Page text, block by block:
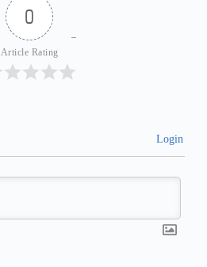
0
Article Rating
Login